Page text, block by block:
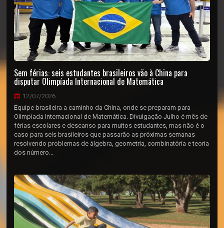
Sem férias: seis estudantes brasileiros vão à China para
disputar Olimpíada Internacional de Matemática
12/07/2026
Equipe brasileira a caminho da China, onde se preparam para
Olimpíada Internacional de Matemática. Divulgação Julho é mês de
férias escolares e descanso para muitos estudantes, mas não é o
caso para seis brasileiros que passarão as próximas semanas
resolvendo problemas de álgebra, geometria, combinatória e teoria
dos número...